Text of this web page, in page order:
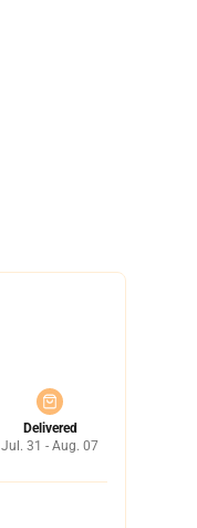
Delivered
Jul. 31 - Aug. 07